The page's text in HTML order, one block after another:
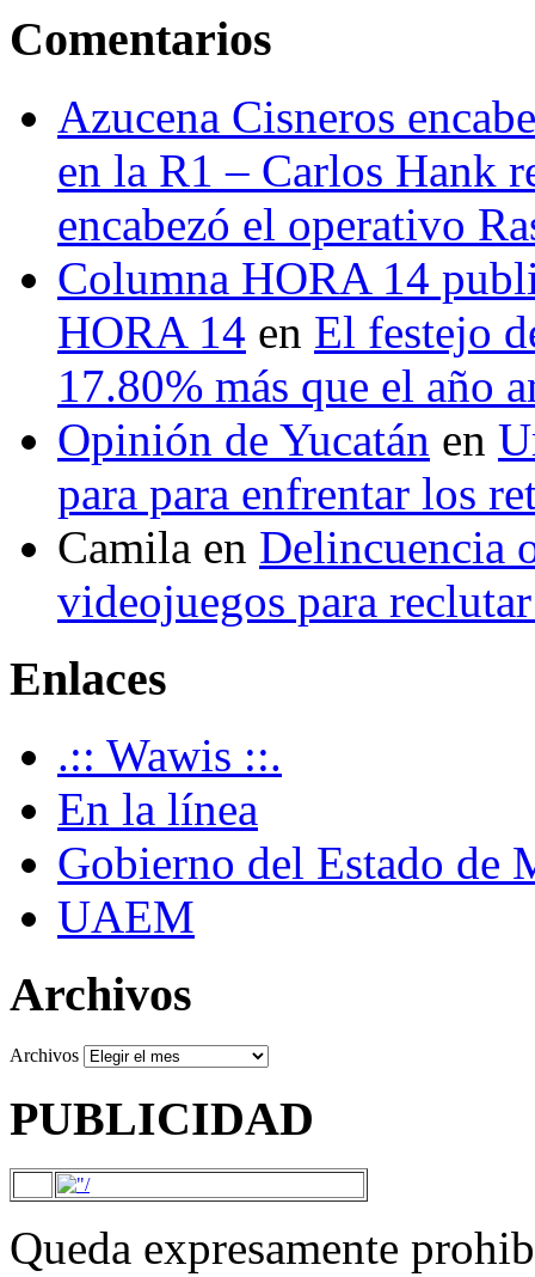
Comentarios
Azucena Cisneros
en la R1 – Carlos Hank
encabezó el operativo
Columna HORA 14
HORA 14 en El festejo
17.80% más que el año
Opinión de Yucatán en
para para enfrentar los
Camila en Delincuencia
videojuegos para
Enlaces
.:: Wawis ::.
En la línea
Gobierno del Estado de
UAEM
Archivos
Archivos
PUBLICIDAD
Queda expresamente